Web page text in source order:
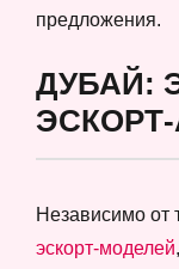
предложения.
ДУБАЙ:
ЭСКОРТ-
Независимо от
эскорт-моделей